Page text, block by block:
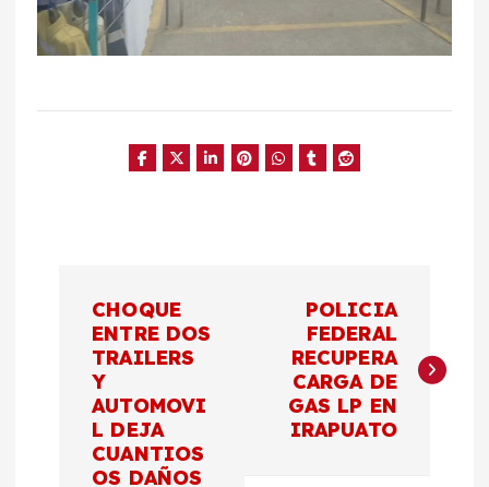
CHOQUE
ENTRE DOS
TRAILERS
Y
AUTOMOVI
L DEJA
CUANTIOS
OS DAÑOS
POLICIA
FEDERAL
RECUPERA
CARGA DE
GAS LP EN
IRAPUATO